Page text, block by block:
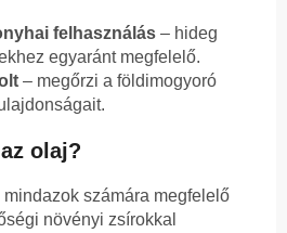
felhasználás – hideg
egyaránt megfelelő.
– megőrzi a földimogyoró
olaj?
számára megfelelő
növényi zsírokkal